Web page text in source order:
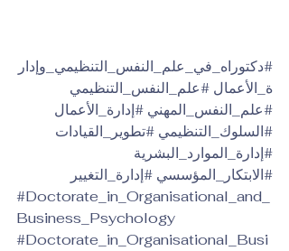
#دكتوراه_في_علم_النفس_التنظيمي_وإدار
ة_الأعمال #علم_النفس_التنظيمي
#علم_النفس_المهني #إدارة_الأعمال
#السلوك_التنظيمي #تطوير_القيادات
#إدارة_الموارد_البشرية
#الابتكار_المؤسسي #إدارة_التغيير
#Doctorate_in_Organisational_and_
Business_Psychology
#Doctorate_in_Organisational_Busi